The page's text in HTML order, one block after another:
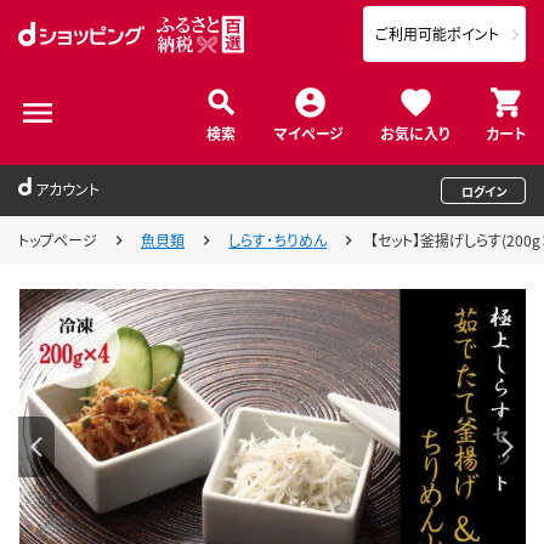
検索 マイページ お気に入り カート
ご利用可能ポイント
アカウント ログイン
トップページ 魚貝類 しらす・ちりめん 【セット】釜揚げしらす